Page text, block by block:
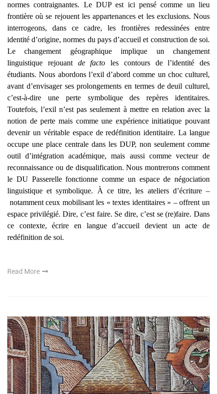
normes contraignantes. Le DUP est ici pensé comme un lieu
frontière où se rejouent les appartenances et les exclusions. Nous
interrogeons, dans ce cadre, les frontières redessinées entre
identité d’origine, normes du pays d’accueil et construction de soi.
Le changement géographique implique un changement
linguistique rejouant de facto les contours de l’identité des
étudiants. Nous abordons l’exil d’abord comme un choc culturel,
avant d’envisager ses prolongements en termes de deuil culturel,
c’est-à-dire une perte symbolique des repères identitaires.
Toutefois, l’exil n’est pas seulement à mettre en relation avec la
notion de perte mais comme une expérience initiatique pouvant
devenir un véritable espace de redéfinition identitaire. La langue
occupe une place centrale dans les DUP, non seulement comme
outil d’intégration académique, mais aussi comme vecteur de
reconnaissance ou de disqualification. Nous montrerons comment
le DU Passerelle fonctionne comme un espace de négociation
linguistique et symbolique. À ce titre, les ateliers d’écriture –
notamment ceux mobilisant les « textes identitaires » – offrent un
espace privilégié. Dire, c’est faire. Se dire, c’est se (re)faire. Dans
ce contexte, écrire en langue d’accueil devient un acte de
redéfinition de soi.
Read More